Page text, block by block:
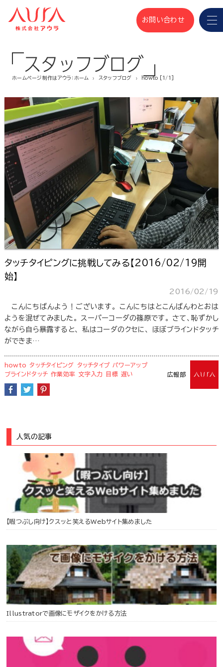
お問い合わせ
スタッフブログ
ホームページ制作はアウラ：ホーム スタッフブログ howto [1/1]
タッチタイピングに挑戦してみる【2016/02/19開
始】
2016/02/19
こんにちばんよう！ございます。 こんにちはとこんばんわとおは
ようを混ぜてみました。 スーパーコーダの篠原です。 さて、恥ずかし
ながら自ら暴露すると、 私はコーダのクセに、 ほぼブラインドタッチ
ができま…
広報部
howto タッチタイピング タッチタイプ パワーアップ
ブラインドタッチ 作業効率 文字入力 目標 遅い
人気の記事
【暇つぶし向け】クスッと笑えるWebサイト集めました
Illustratorで画像にモザイクをかける方法